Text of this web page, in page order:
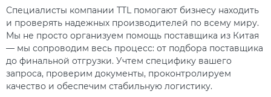
Специалисты компании TTL помогают бизнесу находить
и проверять надежных производителей по всему миру.
Мы не просто организуем помощь поставщика из Китая
— мы сопроводим весь процесс: от подбора поставщика
до финальной отгрузки. Учтем специфику вашего
запроса, проверим документы, проконтролируем
качество и обеспечим стабильную логистику.